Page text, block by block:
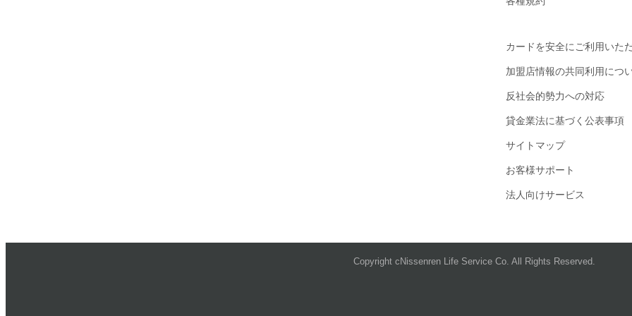
カードを安全にご利用いた
加盟店情報の共同利用につ
反社会的勢力への対応
貸金業法に基づく公表事項
サイトマップ
お客様サポート
法人向けサービス
Copyright cNissenren Life Service Co. All Rights Reserved.